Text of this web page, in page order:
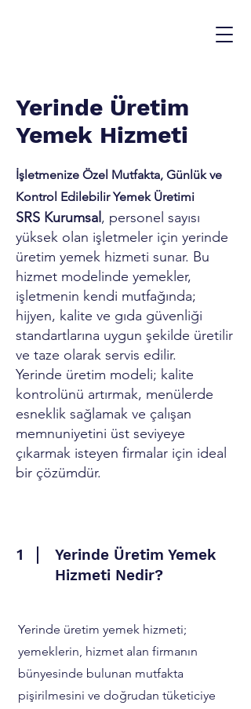
Yerinde Üretim
Yemek Hizmeti
İşletmenize Özel Mutfakta, Günlük ve
Kontrol Edilebilir Yemek Üretimi
SRS Kurumsal , personel sayısı
yüksek olan işletmeler için yerinde
üretim yemek hizmeti sunar. Bu
hizmet modelinde yemekler,
işletmenin kendi mutfağında;
hijyen, kalite ve gıda güvenliği
standartlarına uygun şekilde üretilir
ve taze olarak servis edilir.
Yerinde üretim modeli; kalite
kontrolünü artırmak, menülerde
esneklik sağlamak ve çalışan
memnuniyetini üst seviyeye
çıkarmak isteyen firmalar için ideal
bir çözümdür.
1
Yerinde Üretim Yemek
Hizmeti Nedir?
Yerinde üretim yemek hizmeti;
yemeklerin, hizmet alan firmanın
bünyesinde bulunan mutfakta
pişirilmesini ve doğrudan tüketiciye